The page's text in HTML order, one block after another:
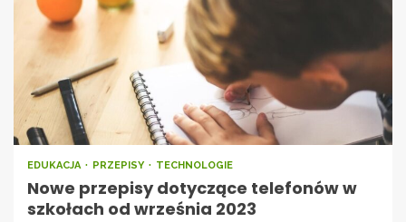
EDUKACJA PRZEPISY TECHNOLOGIE
Nowe przepisy dotyczące telefonów w
szkołach od września 2023